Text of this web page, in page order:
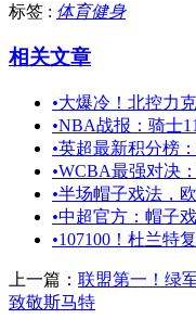
标签 : 体育健身
相关文章
•大爆冷！北控力
•NBA战报：骑士
•英超最新积分榜
•WCBA最强对决
•半场帽子戏法，
•中超官方：帽子
•107100！杜兰特
上一篇： 联盟第一！绿
致敬斯马特